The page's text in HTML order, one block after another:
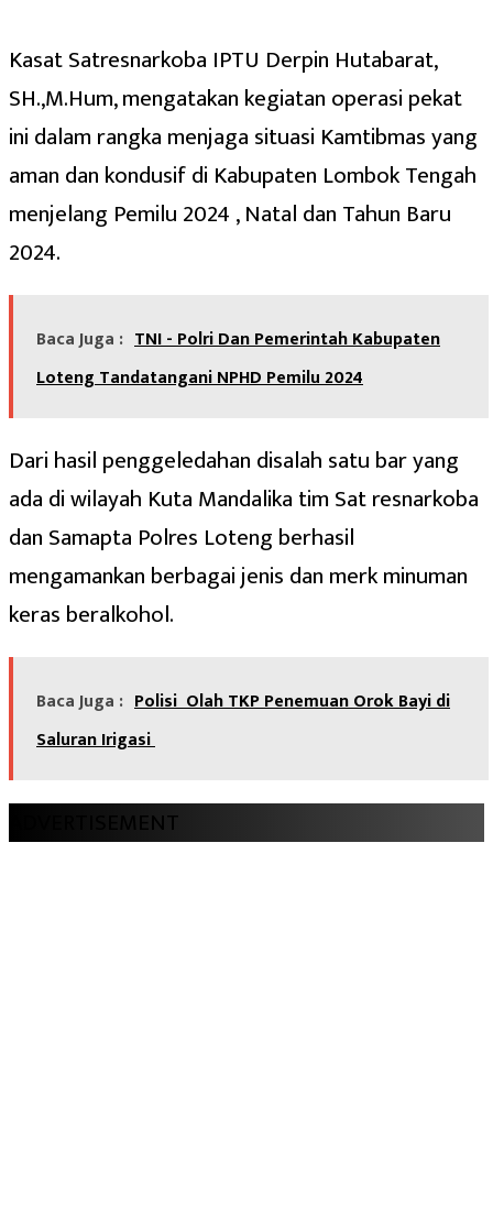
Kasat Satresnarkoba IPTU Derpin Hutabarat,
SH.,M.Hum, mengatakan kegiatan operasi pekat
ini dalam rangka menjaga situasi Kamtibmas yang
aman dan kondusif di Kabupaten Lombok Tengah
menjelang Pemilu 2024 , Natal dan Tahun Baru
2024.
Baca Juga : TNI - Polri Dan Pemerintah Kabupaten
Loteng Tandatangani NPHD Pemilu 2024
Dari hasil penggeledahan disalah satu bar yang
ada di wilayah Kuta Mandalika tim Sat resnarkoba
dan Samapta Polres Loteng berhasil
mengamankan berbagai jenis dan merk minuman
keras beralkohol.
Baca Juga : ‎Polisi Olah TKP Penemuan Orok Bayi di
Saluran Irigasi
ADVERTISEMENT